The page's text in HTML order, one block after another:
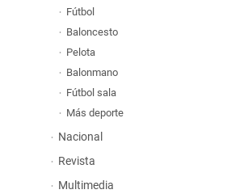
Fútbol
Baloncesto
Pelota
Balonmano
Fútbol sala
Más deporte
Nacional
Revista
Multimedia